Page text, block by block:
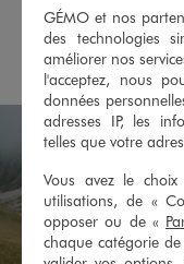
4.5/5 de(19 avis)
AJOUTERAU
GÉMO et nos
des technologies
améliorer nos
l'acceptez, nous
données
adresses IP, les
telles que votre
Vous avez le
utilisations, de «
opposer ou de «
chaque catégorie